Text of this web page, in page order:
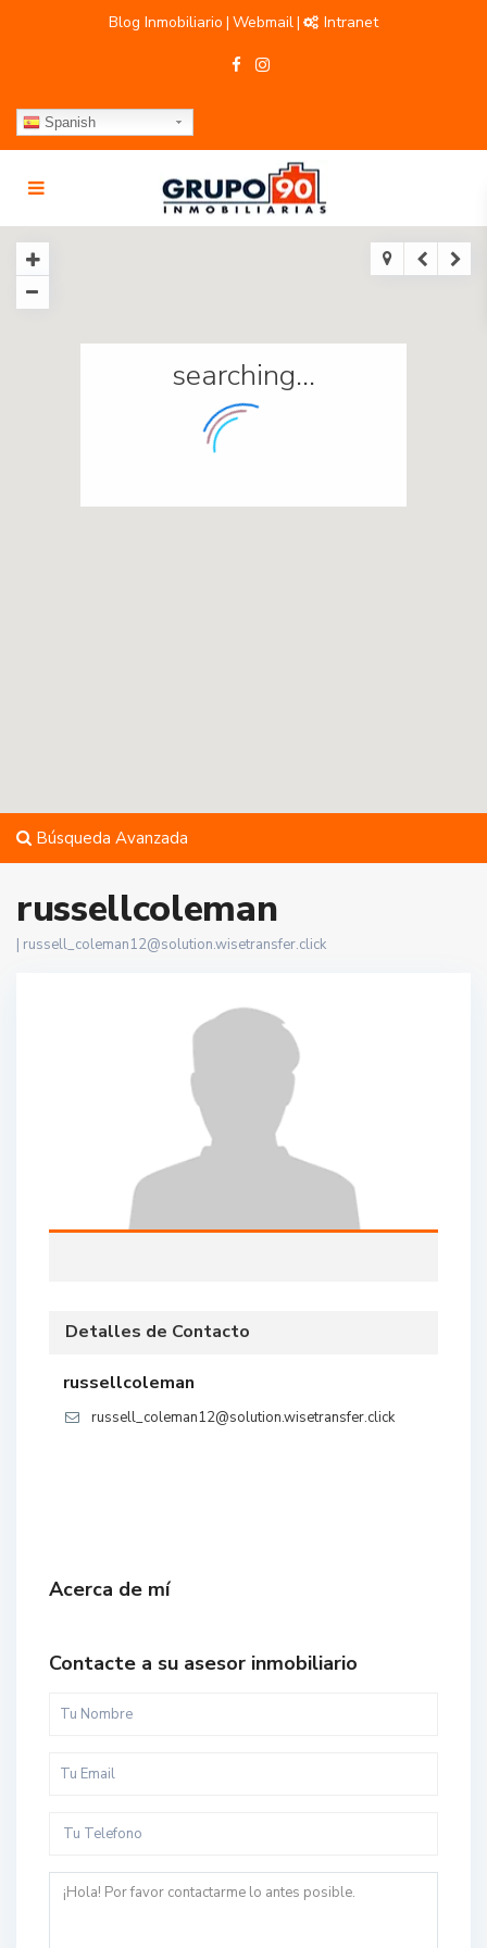
Blog Inmobiliario | Webmail| Intranet
Spanish
searching...
Búsqueda Avanzada
russellcoleman
russell_coleman12@solution.wisetransfer.click
Detalles de Contacto
russellcoleman
russell_coleman12@solution.wisetransfer.click
Acerca de mí
Contacte a su asesor inmobiliario